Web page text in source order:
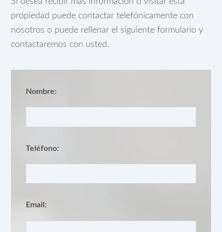
propiedad puede contactar telefónicamente con
nosotros o puede rellenar el siguiente formulario y
contactaremos con usted.
Nombre:
Teléfono:
Email: